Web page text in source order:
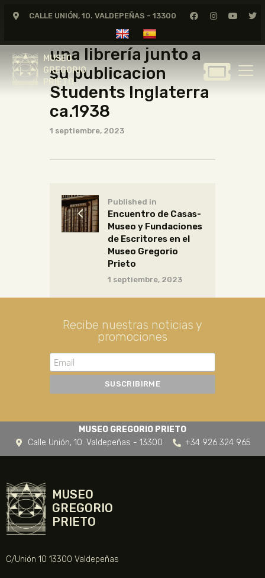
CALLE UNIÓN, 10. VALDEPEÑAS - 13300
MUSEO
GREGORIO
PRIETO
MUSEO
GREGORIO
PRIETO
GREGORIO PRIETO
MUSEO
ARCHIVO
NOTICIAS
Inglaterra ca.1938
Gregorio Prieto en
una librería junto a
su publicacion
Students Inglaterra
ca.1938
1 septiembre, 2023
Published in
Encuentro de Casas-
Museo y Fundaciones
de Escritores en el
Museo Gregorio
Prieto
1 septiembre, 2023
Recibe nuestras noticias y
promociones
MUSEO GREGORIO PRIETO
Calle Unión, 10. Valdepeñas - 13300
+34 926 324 965
MUSEO
GREGORIO
PRIETO
C/Unión 10 13300 Valdepeñas